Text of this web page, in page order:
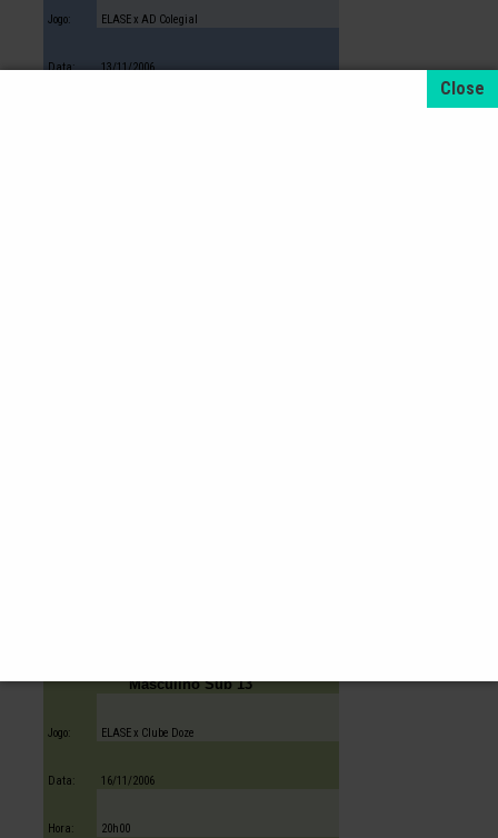
Jogo: ELASE x AD Colegial
Data: 13/11/2006
Masculino Sub 13
Jogo: ELASE x Clube Doze
Data: 16/11/2006
Hora: 20h00